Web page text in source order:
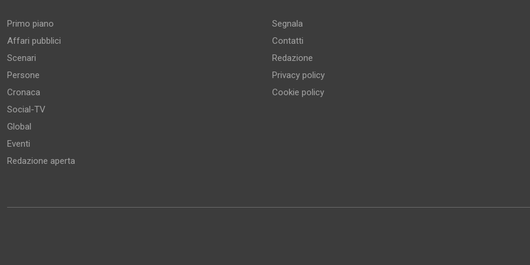
Primo piano
Affari pubblici
Scenari
Persone
Cronaca
Social-TV
Global
Eventi
Redazione aperta
Segnala
Contatti
Redazione
Privacy policy
Cookie policy